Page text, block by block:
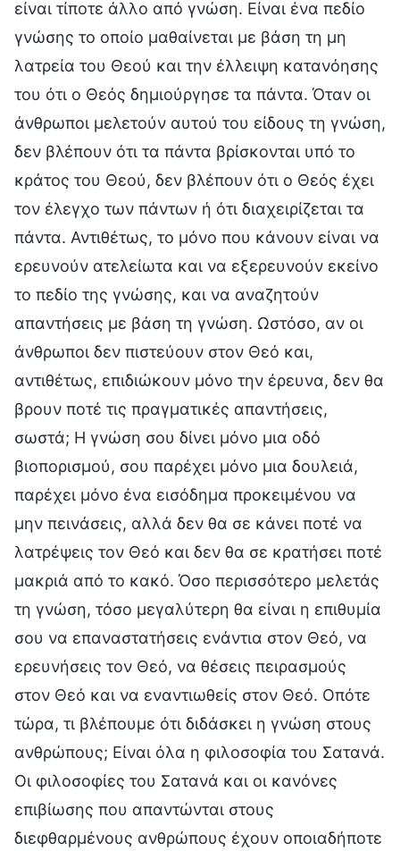
είναι τίποτε άλλο από γνώση. Είναι ένα πεδίο
γνώσης το οποίο μαθαίνεται με βάση τη μη
λατρεία του Θεού και την έλλειψη κατανόησης
του ότι ο Θεός δημιούργησε τα πάντα. Όταν οι
άνθρωποι μελετούν αυτού του είδους τη γνώση,
δεν βλέπουν ότι τα πάντα βρίσκονται υπό το
κράτος του Θεού, δεν βλέπουν ότι ο Θεός έχει
τον έλεγχο των πάντων ή ότι διαχειρίζεται τα
πάντα. Αντιθέτως, το μόνο που κάνουν είναι να
ερευνούν ατελείωτα και να εξερευνούν εκείνο
το πεδίο της γνώσης, και να αναζητούν
απαντήσεις με βάση τη γνώση. Ωστόσο, αν οι
άνθρωποι δεν πιστεύουν στον Θεό και,
αντιθέτως, επιδιώκουν μόνο την έρευνα, δεν θα
βρουν ποτέ τις πραγματικές απαντήσεις,
σωστά; Η γνώση σου δίνει μόνο μια οδό
βιοπορισμού, σου παρέχει μόνο μια δουλειά,
παρέχει μόνο ένα εισόδημα προκειμένου να
μην πεινάσεις, αλλά δεν θα σε κάνει ποτέ να
λατρέψεις τον Θεό και δεν θα σε κρατήσει ποτέ
μακριά από το κακό. Όσο περισσότερο μελετάς
τη γνώση, τόσο μεγαλύτερη θα είναι η επιθυμία
σου να επαναστατήσεις ενάντια στον Θεό, να
ερευνήσεις τον Θεό, να θέσεις πειρασμούς
στον Θεό και να εναντιωθείς στον Θεό. Οπότε
τώρα, τι βλέπουμε ότι διδάσκει η γνώση στους
ανθρώπους; Είναι όλα η φιλοσοφία του Σατανά.
Οι φιλοσοφίες του Σατανά και οι κανόνες
επιβίωσης που απαντώνται στους
διεφθαρμένους ανθρώπους έχουν οποιαδήποτε